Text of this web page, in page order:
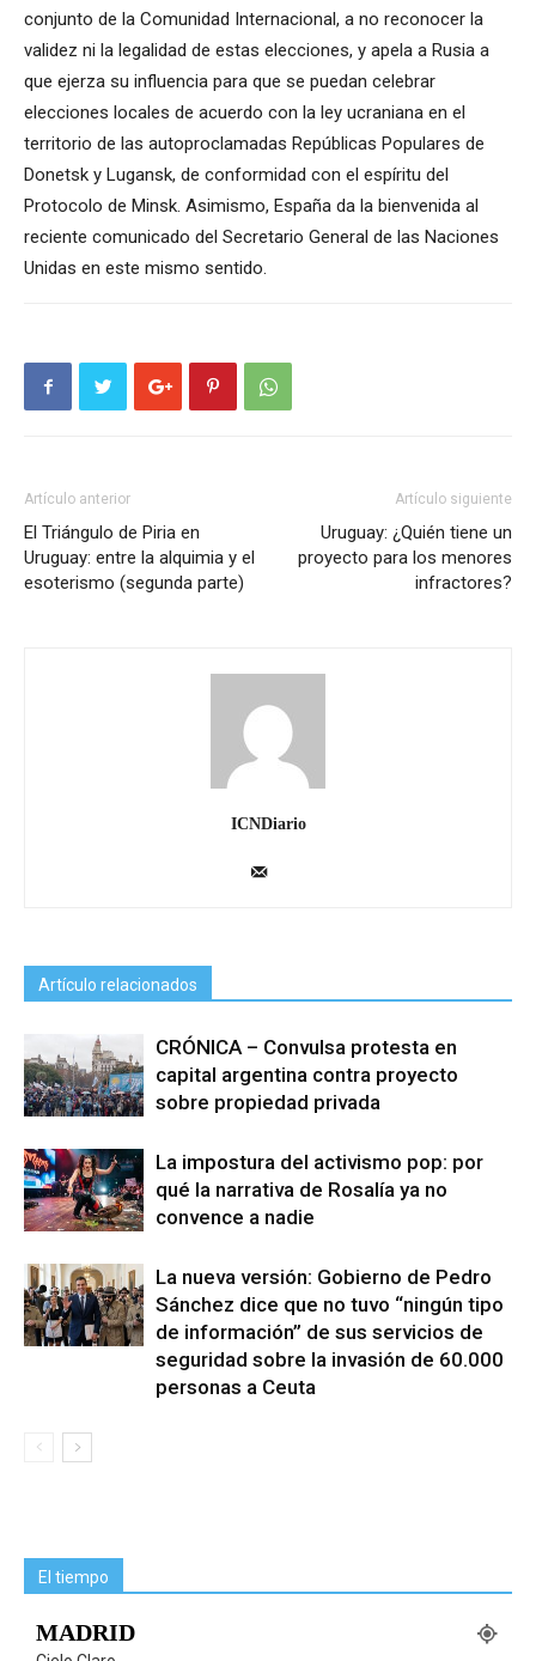
conjunto de la Comunidad Internacional, a no reconocer la
validez ni la legalidad de estas elecciones, y apela a Rusia a
que ejerza su influencia para que se puedan celebrar
elecciones locales de acuerdo con la ley ucraniana en el
territorio de las autoproclamadas Repúblicas Populares de
Donetsk y Lugansk, de conformidad con el espíritu del
Protocolo de Minsk. Asimismo, España da la bienvenida al
reciente comunicado del Secretario General de las Naciones
Unidas en este mismo sentido.
Artículo anterior
El Triángulo de Piria en
Uruguay: entre la alquimia y el
esoterismo (segunda parte)
Artículo siguiente
Uruguay: ¿Quién tiene un
proyecto para los menores
infractores?
ICNDiario
Artículo relacionados
CRÓNICA – Convulsa protesta en
capital argentina contra proyecto
sobre propiedad privada
La impostura del activismo pop: por
qué la narrativa de Rosalía ya no
convence a nadie
La nueva versión: Gobierno de Pedro
Sánchez dice que no tuvo “ningún tipo
de información” de sus servicios de
seguridad sobre la invasión de 60.000
personas a Ceuta
El tiempo
MADRID